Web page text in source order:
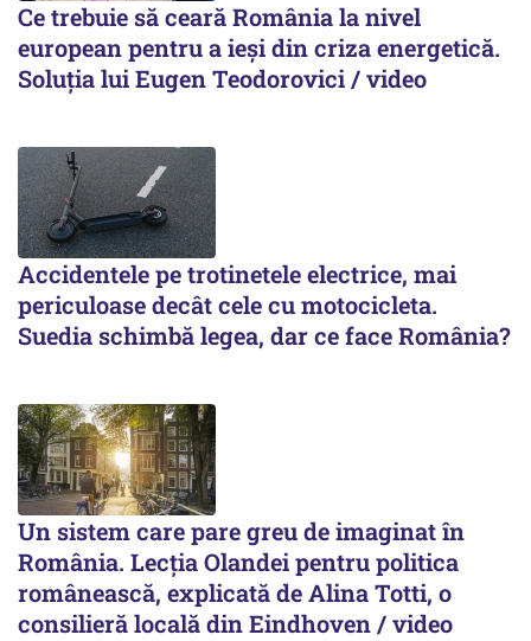
Ce trebuie să ceară România la nivel
european pentru a ieși din criza energetică.
Soluția lui Eugen Teodorovici / video
Accidentele pe trotinetele electrice, mai
periculoase decât cele cu motocicleta.
Suedia schimbă legea, dar ce face România?
Un sistem care pare greu de imaginat în
România. Lecția Olandei pentru politica
românească, explicată de Alina Totti, o
consilieră locală din Eindhoven / video